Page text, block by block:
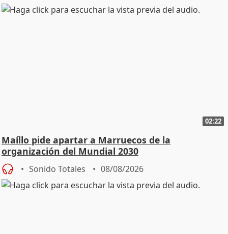
02:22
Maíllo pide apartar a Marruecos de la
organización del Mundial 2030
Sonido Totales 08/08/2026